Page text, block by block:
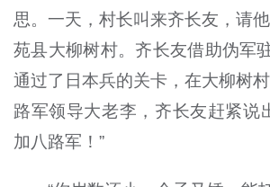
思。一天，村长叫来齐长友，请
苑县大柳树村。齐长友借助伪军
通过了日本兵的关卡，在大柳树
路军领导大老李，齐长友赶紧说
加八路军！”